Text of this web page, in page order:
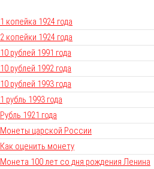
1 копейка 1924 года
2 копейки 1924 года
10 рублей 1991 года
10 рублей 1992 года
10 рублей 1993 года
1 рубль 1993 года
Рубль 1921 года
Монеты царской России
Как оценить монету
Монета 100 лет со дня рождения Ленина